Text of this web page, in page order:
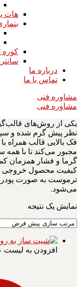
هات
کوره
درباره ما
تماس با ما
مشاوره فنی
مشاوره فنی
یکی از روش‌های
نظر پیش گرم شده و
فک بالایی قالب همراه
مجبور می‌کند تا با
گرما و فشار همزمان
کیفیت محصول خروجی
ترموست به صورت پودر،
می‌شود.
نمایش یک نتیجه
افزودن به لیست